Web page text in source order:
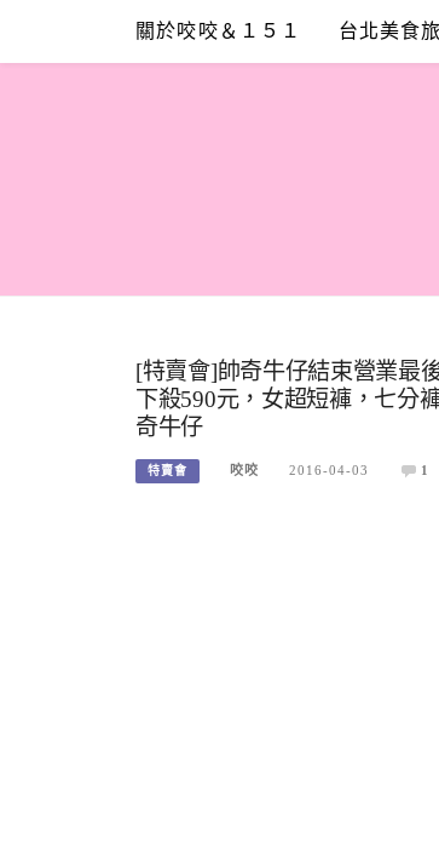
content
關於咬咬＆１５１ 台北美食
[特賣會]帥奇牛仔結束營業最
下殺590元，女超短褲，七分
奇牛仔
特賣會 咬咬 2016-04-03 1